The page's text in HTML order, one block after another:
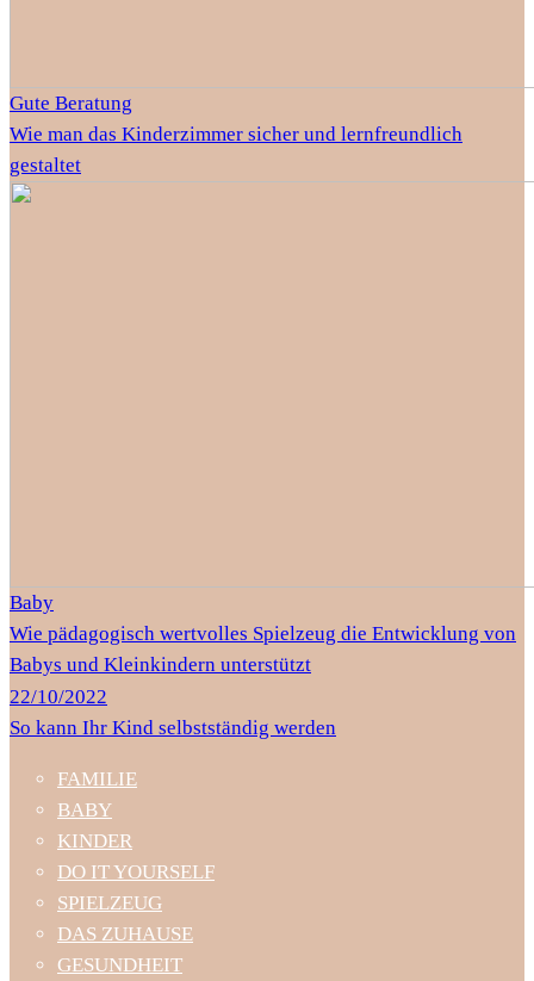
Gute Beratung
Wie man das Kinderzimmer sicher und lernfreundlich
gestaltet
Baby
Wie pädagogisch wertvolles Spielzeug die Entwicklung von
Babys und Kleinkindern unterstützt
22/10/2022
So kann Ihr Kind selbstständig werden
FAMILIE
BABY
KINDER
DO IT YOURSELF
SPIELZEUG
DAS ZUHAUSE
GESUNDHEIT